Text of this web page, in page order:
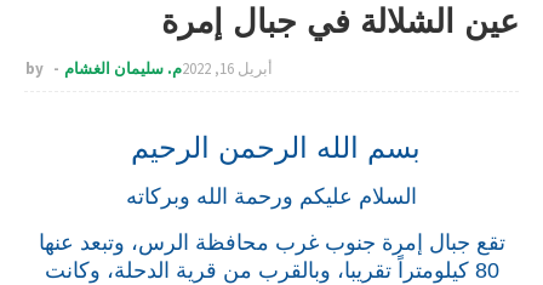
عين الشلالة في جبال إمرة
by م. سليمان الغشام أبريل 16, 2022
بسم الله الرحمن الرحيم
السلام عليكم ورحمة الله وبركاته
تقع جبال إمرة جنوب غرب محافظة الرس، وتبعد عنها
80 كيلومتراً تقريبا، وبالقرب من قرية الدحلة، وكانت